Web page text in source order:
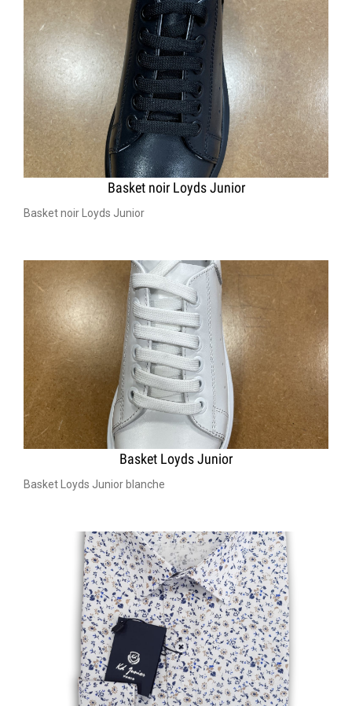
Basket noir Loyds Junior
Basket noir Loyds Junior
Basket Loyds Junior
Basket Loyds Junior blanche